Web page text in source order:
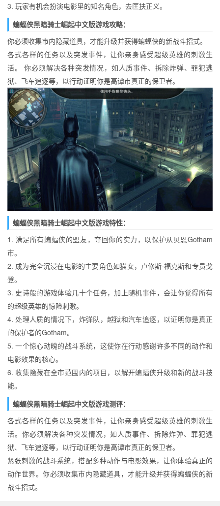
3. 玩家有机会扮演电影里的知名角色，去匡扶正义。
蝙蝠侠黑暗骑士崛起中文版游戏攻略：
你必须收集市内隐藏道具，才能升级并获得蝙蝠侠的新战斗招式。
各式各样的任务以及突发事件，让你亲身感受超级英雄的刺激生
活。 你必须解决各种突发情况，如人质事件、拆除炸弹、罪犯逃
狱、飞车追逐等，以行动证明你是高谭市真正的保卫者。
蝙蝠侠黑暗骑士崛起中文版游戏特性：
1. 满足所有蝙蝠侠的盟友，夺回你的实力，以保护从贝恩Gotham
市。
2. 成为完全沉浸在电影的主要角色如猫女，卢修斯·福克斯和专员戈
登。
3. 史诗般的游戏体验几十个任务，加上随机事件，会让你觉得所有
的超级英雄的惊险刺激。
4. 处理人质的情况下，炸弹队，越狱和汽车追逐，以证明你是真正
的保护者的Gotham。
5. 一个惊心动魄的战斗系统，这使你在行动感谢许多不同的动作和
电影效果的核心。
6. 收集隐藏在全市范围内的项目，以解开蝙蝠侠升级和新的战斗技
能。
蝙蝠侠黑暗骑士崛起中文版游戏测评：
各式各样的任务以及突发事件，让你亲身感受超级英雄的刺激生
活。你必须解决各种突发情况，如人质事件、拆除炸弹、罪犯逃
狱、飞车追逐等，以行动证明你是高谭市真正的保卫者。
紧张刺激的战斗系统，搭配多种动作与电影效果，让你体验真正的
动作世界。你必须收集市内隐藏道具，才能升级并获得蝙蝠侠的新
战斗招式。